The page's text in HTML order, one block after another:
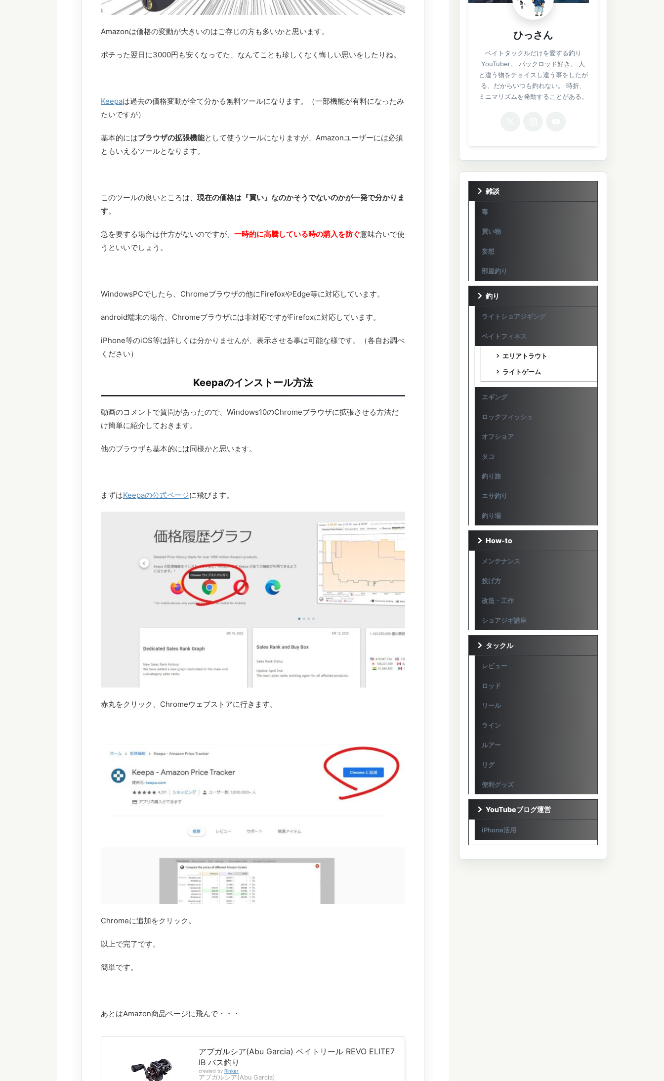
Amazonは価格の変動が大きいのはご存じの方も多いかと思います。
ポチった翌日に3000円も安くなってた、なんてことも珍しくなく悔しい思いをしたりね。
Keepaは過去の価格変動が全て分かる無料ツールになります。（一部機能が有料になったみ
たいですが）
基本的にはブラウザの拡張機能として使うツールになりますが、Amazonユーザーには必須
ともいえるツールとなります。
このツールの良いところは、 現在の価格は『買い』なのかそうでないのかが一発で分かりま
す。
急を要する場合は仕方がないのですが、 一時的に高騰している時の購入を防ぐ意味合いで使
うといいでしょう。
WindowsPCでしたら、Chromeブラウザの他にFirefoxやEdge等に対応しています。
android端末の場合、Chromeブラウザには非対応ですがFirefoxに対応しています。
iPhone等のiOS等は詳しくは分かりませんが、表示させる事は可能な様です。（各自お調べ
ください）
Keepaのインストール方法
動画のコメントで質問があったので、Windows10のChromeブラウザに拡張させる方法だ
け簡単に紹介しておきます。
他のブラウザも基本的には同様かと思います。
まずはKeepaの公式ページに飛びます。
赤丸をクリック、Chromeウェブストアに行きます。
Chromeに追加をクリック。
以上で完了です。
簡単です。
あとはAmazon商品ページに飛んで・・・
アブガルシア(Abu Garcia) ベイトリール REVO ELITE7
IB バス釣り
created by Rinker
アブガルシア(Abu Garcia)
ひっさん
ベイトタックルだけを愛する釣り
YouTuber。 パックロッド好き。 人
と違う物をチョイスし違う事をしたが
る、だからいつも釣れない。 時折、
ミニマリズムを発動することがある。
雑談
毒
買い物
妄想
部屋釣り
釣り
ライトショアジギング
ベイトフィネス
エリアトラウト
ライトゲーム
エギング
ロックフィッシュ
オフショア
タコ
釣り旅
エサ釣り
釣り場
How-to
メンテナンス
投げ方
改造・工作
ショアジギ講座
タックル
レビュー
ロッド
リール
ライン
ルアー
リグ
便利グッズ
YouTubeブログ運営
iPhone活用